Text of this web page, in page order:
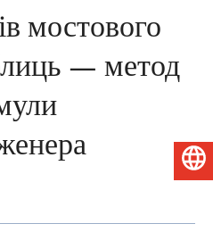
мостового
— метод
Українська